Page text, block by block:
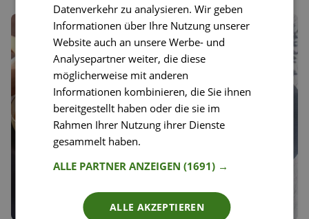
Datenverkehr zu analysieren. Wir geben
Informationen über Ihre Nutzung unserer
Website auch an unsere Werbe- und
Analysepartner weiter, die diese
möglicherweise mit anderen
Informationen kombinieren, die Sie ihnen
bereitgestellt haben oder die sie im
Rahmen Ihrer Nutzung ihrer Dienste
gesammelt haben.
ALLE PARTNER ANZEIGEN(1691) →
ALLE AKZEPTIEREN